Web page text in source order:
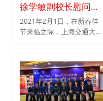
徐学敏副校长慰问贺
林院士
2021年2月1日，在新春佳
节来临之际，上海交通大学
大院士的关怀，冒着细雨来
到Bio-X研究院，慰问研究
院院长贺林院士。